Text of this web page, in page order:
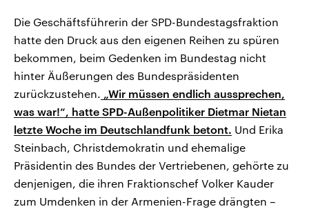
Die Geschäftsführerin der SPD-Bundestagsfraktion
hatte den Druck aus den eigenen Reihen zu spüren
bekommen, beim Gedenken im Bundestag nicht
hinter Äußerungen des Bundespräsidenten
zurückzustehen. „Wir müssen endlich aussprechen,
was war!“, hatte SPD-Außenpolitiker Dietmar Nietan
letzte Woche im Deutschlandfunk betont. Und Erika
Steinbach, Christdemokratin und ehemalige
Präsidentin des Bundes der Vertriebenen, gehörte zu
denjenigen, die ihren Fraktionschef Volker Kauder
zum Umdenken in der Armenien-Frage drängten –